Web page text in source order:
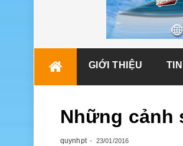
GIỚI THIỆU
Những cảnh
quynhpt 23/01/2016